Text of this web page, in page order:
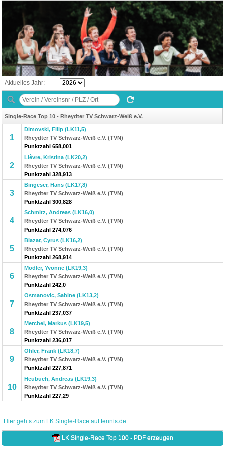
Aktuelles Jahr:
Single-Race Top 10 - Rheydter TV Schwarz-Weiß e.V.
1
Dimovski, Filip (LK11,5)
Rheydter TV Schwarz-Weiß e.V. (TVN)
Punktzahl 658,001
2
Lièvre, Kristina (LK20,2)
Rheydter TV Schwarz-Weiß e.V. (TVN)
Punktzahl 328,913
3
Bingeser, Hans (LK17,8)
Rheydter TV Schwarz-Weiß e.V. (TVN)
Punktzahl 300,828
4
Schmitz, Andreas (LK16,0)
Rheydter TV Schwarz-Weiß e.V. (TVN)
Punktzahl 274,076
5
Biazar, Cyrus (LK16,2)
Rheydter TV Schwarz-Weiß e.V. (TVN)
Punktzahl 268,914
6
Modler, Yvonne (LK19,3)
Rheydter TV Schwarz-Weiß e.V. (TVN)
Punktzahl 242,0
7
Osmanovic, Sabine (LK13,2)
Rheydter TV Schwarz-Weiß e.V. (TVN)
Punktzahl 237,037
8
Merchel, Markus (LK19,5)
Rheydter TV Schwarz-Weiß e.V. (TVN)
Punktzahl 236,017
9
Ohler, Frank (LK18,7)
Rheydter TV Schwarz-Weiß e.V. (TVN)
Punktzahl 227,871
10
Heubuch, Andreas (LK19,3)
Rheydter TV Schwarz-Weiß e.V. (TVN)
Punktzahl 227,29
Hier gehts zum LK Single-Race auf tennis.de
LK Single-Race Top 100 - PDF erzeugen